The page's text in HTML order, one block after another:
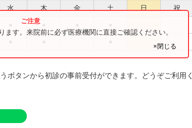
水 木 金 土 日 祝
す。来院前に必ず医療機関に直接ご確認ください。
×閉じる
ボタンから初診の事前受付ができます。どうぞご利用く